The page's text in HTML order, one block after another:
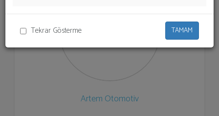
Tekrar Gösterme TAMAM
Artem Otomotiv